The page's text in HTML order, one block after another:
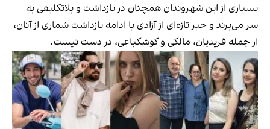
بسیاری از این شهروندان همچنان در بازداشت و بلاتکلیفی به‌
سر می‌برند و خبر تازه‌ای از آزادی یا ادامه بازداشت شماری از آنان،
از جمله فریدیان، مالکی و کوشکباغی، در دست نیست.